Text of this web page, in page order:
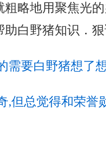
粗略地用聚焦光
白野猪知识．
需要白野猪想了
,但总觉得和荣誉